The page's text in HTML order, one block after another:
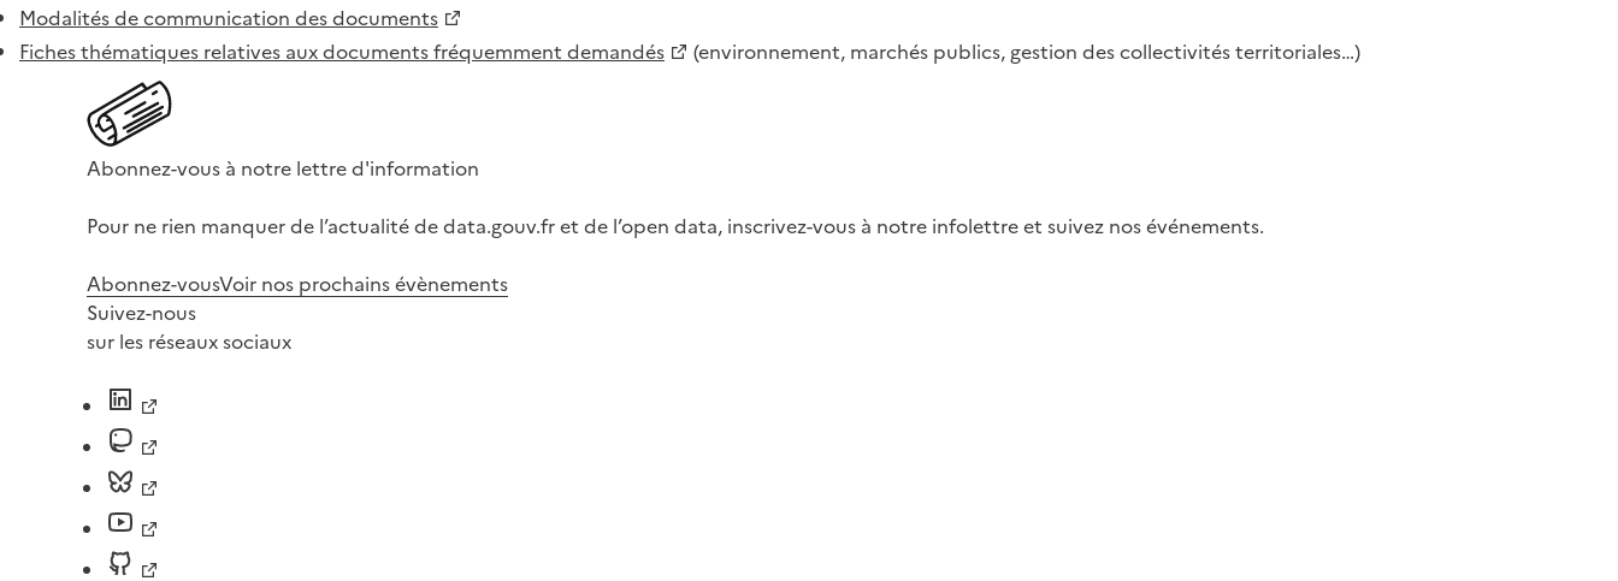
Modalités de communication des documents
Fiches thématiques relatives aux documents fréquemment demandés
(environnement, marchés publics, gestion des collectivités territoriales…)
Abonnez-vous à notre lettre d'information
Pour ne rien manquer de l’actualité de data.gouv.fr et de l’open data, inscrivez-vous à notre infolettre et suivez nos événements.
Abonnez-vousVoir nos prochains évènements
Suivez-nous
sur les réseaux sociaux